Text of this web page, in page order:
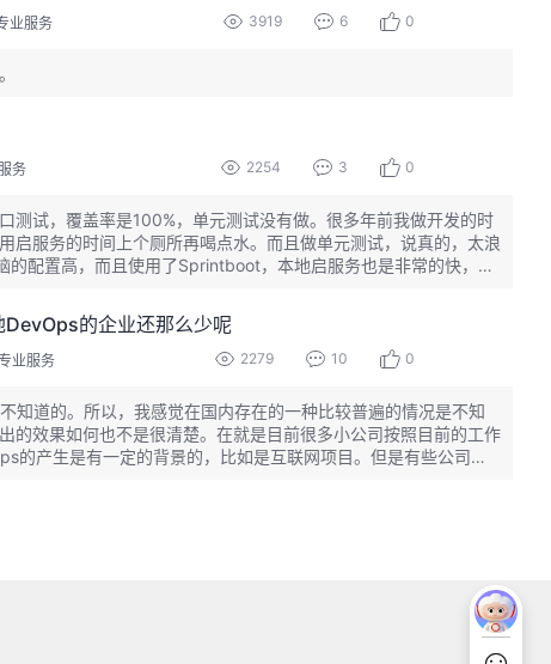
业服务 3919 6 0
务 2254 3 0
测试，覆盖率是100%，单元测试没有做。很多年前我做开发的时
服务的时间上个厕所再喝点水。而且做单元测试，说真的，太浪
配置高，而且使用了Sprintboot，本地启服务也是非常的快，再
来看太低了。
的企业还那么少呢
业服务 2279 10 0
道的。所以，我感觉在国内存在的一种比较普遍的情况是不知
的效果如何也不是很清楚。在就是目前很多小公司按照目前的工作
产生是有一定的背景的，比如是互联网项目。但是有些公司可